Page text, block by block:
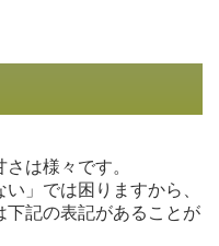
は様々です。
」では困りますから、
下記の表記があることが